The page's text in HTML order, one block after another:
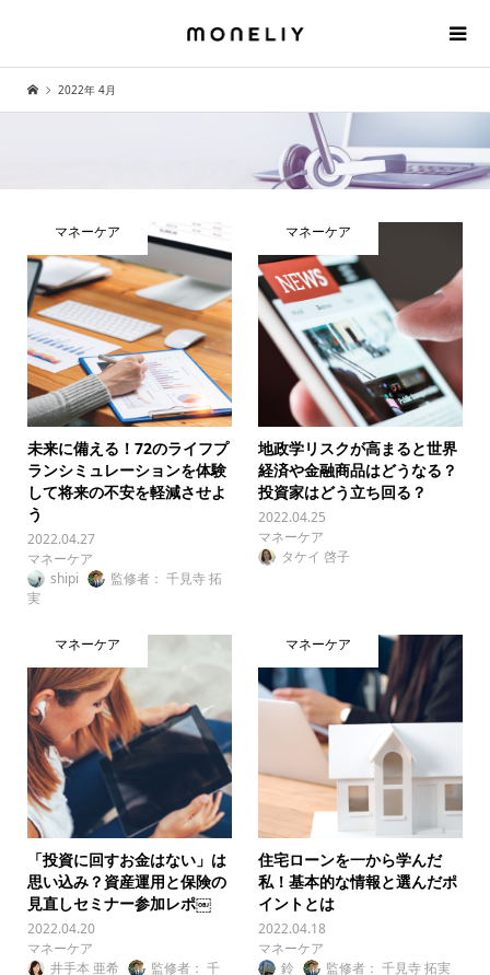
2022年 4月
マネーケア
未来に備える！72のライフプ
ランシミュレーションを体験
して将来の不安を軽減させよ
う
2022.04.27
マネーケア
shipi
監修者： 千見寺 拓
実
マネーケア
地政学リスクが高まると世界
経済や金融商品はどうなる？
投資家はどう立ち回る？
2022.04.25
マネーケア
タケイ 啓子
マネーケア
「投資に回すお金はない」は
思い込み？資産運用と保険の
見直しセミナー参加レポ￼
2022.04.20
マネーケア
井手本 亜希
監修者： 千
マネーケア
住宅ローンを一から学んだ
私！基本的な情報と選んだポ
イントとは
2022.04.18
マネーケア
鈴
監修者： 千見寺 拓実